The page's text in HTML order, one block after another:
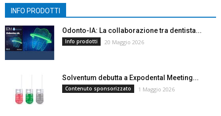
INFO PRODOTTI
Odonto-IA: La collaborazione tra dentista...
Info prodotti 20 Maggio 2026
Solventum debutta a Expodental Meeting...
Contenuto sponsorizzato 1 Maggio 2026